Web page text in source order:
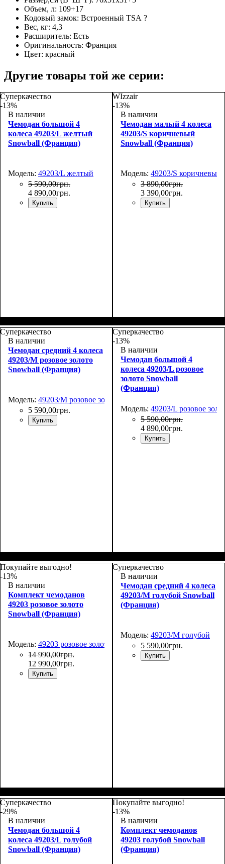
Объем, л: 109+17
Кодовый замок: Встроенный TSA ?
Вес, кг: 4,3
Расширитель: Есть
Оригинальность: Франция
Цвет: красный
Другие товары той же серии:
Суперкачество
-13%
В наличии
Чемодан большой 4
колеса 49203/L желтый
Snowball (Франция)
Модель: 49203/L желтый
5 590,00грн.
4 890,00грн.
Купить
76х51х31+5
WIzzair
-13%
В наличии
Чемодан малый 4 колеса
49203/S коричневый
Snowball (Франция)
Модель: 49203/S коричневый
3 890,00грн.
3 390,00грн.
Купить
55х38х23+5
Суперкачество
В наличии
Чемодан средний 4 колеса
49203/M розовое золото
Snowball (Франция)
Модель: 49203/M розовое золото
5 590,00грн.
Купить
66х45х27+5
Суперкачество
-13%
В наличии
Чемодан большой 4
колеса 49203/L розовое
золото Snowball
(Франция)
Модель: 49203/L розовое
5 590,00грн.
4 890,00грн.
Купить
76х51х31+5
Покупайте выгодно!
-13%
В наличии
Комплект чемоданов
49203 розовое золото
Snowball (Франция)
Модель: 49203 розовое золото
14 990,00грн.
12 990,00грн.
Купить
Суперкачество
В наличии
Чемодан средний 4 колеса
49203/M голубой Snowball
(Франция)
Модель: 49203/M голубой
5 590,00грн.
Купить
66х45х27+5
Суперкачество
-29%
В наличии
Чемодан большой 4
колеса 49203/L голубой
Snowball (Франция)
Покупайте выгодно!
-13%
В наличии
Комплект чемоданов
49203 голубой Snowball
(Франция)